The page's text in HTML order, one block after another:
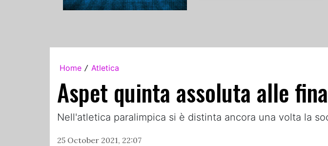
Home / Atletica
Aspet quinta assoluta alle
Nell'atletica paralimpica si è distinta ancora una volta la
25 October 2021, 22:07